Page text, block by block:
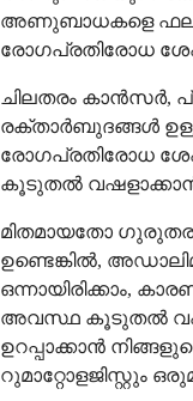
അണുബാധകളെ
രോഗപ്രതിരോധ
ചിലതരം കാൻസർ,
രക്താർബുദങ്ങൾ
രോഗപ്രതിരോധ
കൂടുതൽ
മിതമായതോ
ഉണ്ടെങ്കിൽ,
ഒന്നായിരിക്കാം,
അവസ്ഥ കൂടുതൽ
ഉറപ്പാക്കാൻ
റുമാറ്റോളജിസ്റ്റും